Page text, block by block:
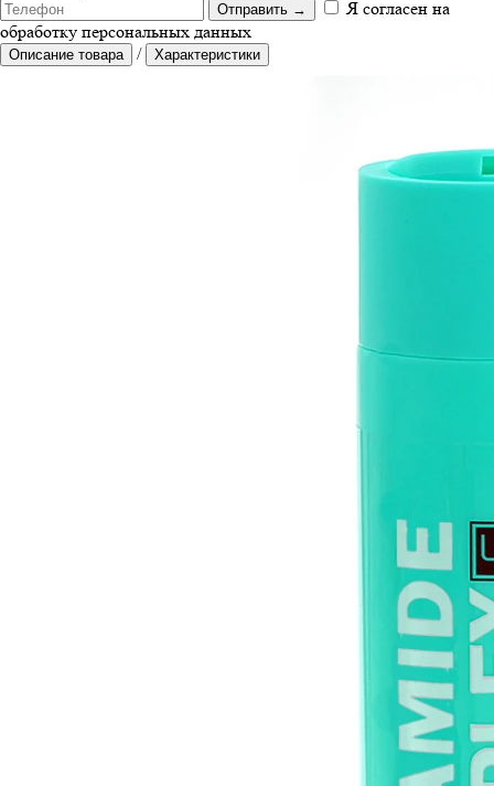
Отправить →
Я согласен на
обработку персональных данных
Описание товара / Характеристики